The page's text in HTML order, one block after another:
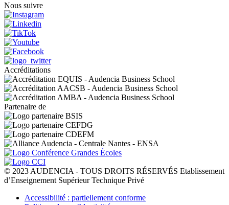
Nous suivre
Accréditations
Partenaire de
© 2023 AUDENCIA - TOUS DROITS RÉSERVÉS Etablissement
d’Enseignement Supérieur Technique Privé
Pied
Accessibilité : partiellement conforme